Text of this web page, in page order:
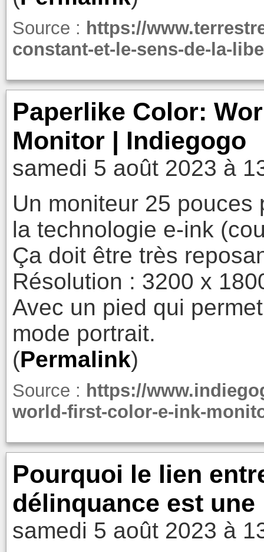
Source : https://
constant-et-le-sens-de-la-
Paperlike Color:
Monitor | Indiegogo
samedi 5 août 2023 à
Un moniteur 25 pouces
la technologie e-ink
Ça doit être très
Résolution : 3200 x
Avec un pied qui
mode portrait.
(Permalink)
Source : https://
world-first-color-e-ink-
Pourquoi le lien
délinquance est
samedi 5 août 2023 à